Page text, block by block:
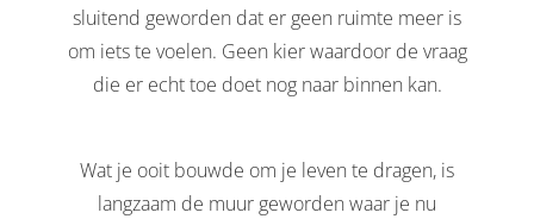
sluitend geworden dat er geen ruimte meer is
om iets te voelen. Geen kier waardoor de vraag
die er echt toe doet nog naar binnen kan.
Wat je ooit bouwde om je leven te dragen, is
langzaam de muur geworden waar je nu